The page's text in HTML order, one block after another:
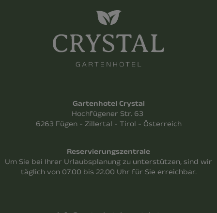
Gartenhotel Crystal
Hochfügener Str. 63
6263 Fügen - Zillertal - Tirol - Österreich
Reservierungszentrale
Um Sie bei Ihrer Urlaubsplanung zu unterstützen, sind wir
täglich von 07.00 bis 22.00 Uhr für Sie erreichbar.